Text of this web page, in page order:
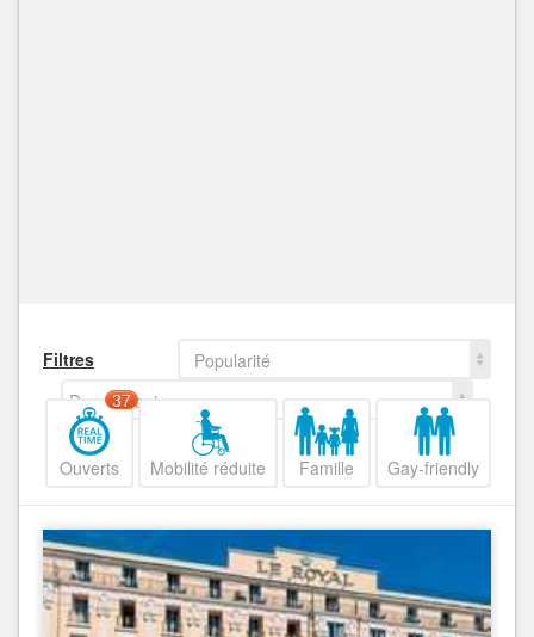
Filtres
Popularité
Decroissant
Ouverts
37
Mobilité réduite Famille Gay-friendly